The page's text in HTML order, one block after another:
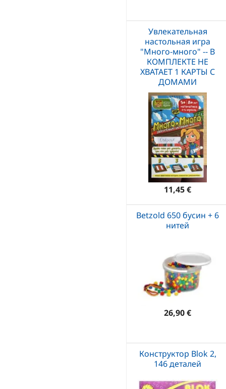
Увлекательная
настольная игра
"Много-много" -- В
КОМПЛЕКТЕ НЕ
ХВАТАЕТ 1 КАРТЫ С
ДОМАМИ
11,45 €
Betzold 650 бусин + 6
нитей
26,90 €
Конструктор Blok 2,
146 деталей